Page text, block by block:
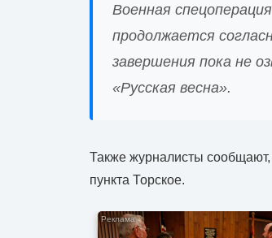
Военная
продолжается
завершения пока не
«Русская весна».
Также журналисты сообщают,
пункта Торское.